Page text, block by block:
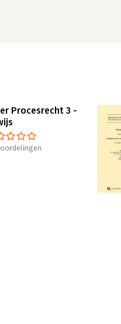
Procesrecht 3 -